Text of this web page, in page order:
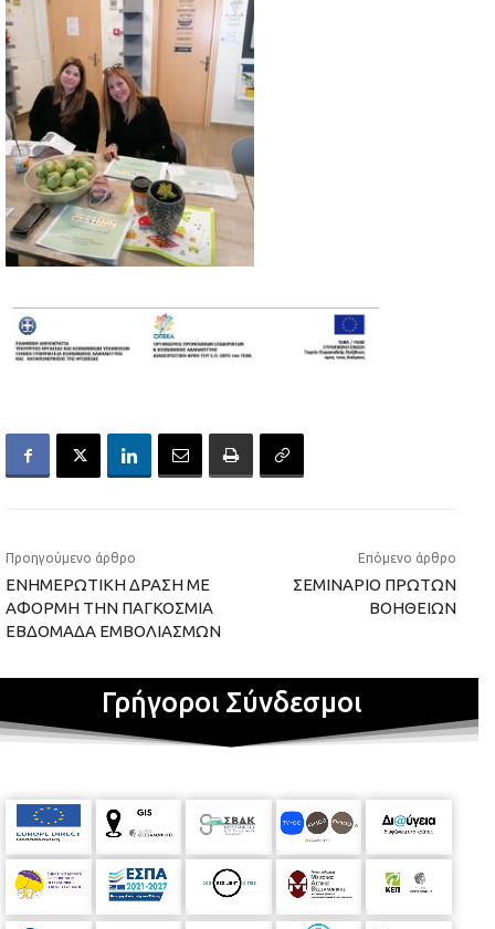
Προηγούμενο άρθρο
ΕΝΗΜΕΡΩΤΙΚΗ ΔΡΑΣΗ ΜΕ
ΑΦΟΡΜΗ ΤΗΝ ΠΑΓΚΟΣΜΙΑ
ΕΒΔΟΜΑΔΑ ΕΜΒΟΛΙΑΣΜΩΝ
Επόμενο άρθρο
ΣΕΜΙΝΑΡΙΟ ΠΡΩΤΩΝ
ΒΟΗΘΕΙΩΝ
Γρήγοροι Σύνδεσμοι